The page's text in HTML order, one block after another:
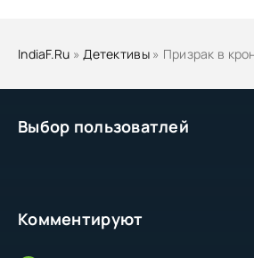
Выбор пользоватлей
Комментируют
IndiaF.Ru » Детективы» Призрак в